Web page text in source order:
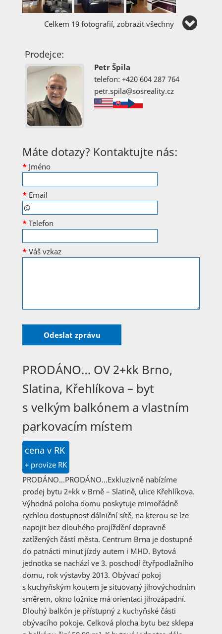
Celkem 19 fotografií, zobrazit všechny
Prodejce:
Petr Špila
telefon: +420 604 287 764
petr.spila@sosreality.cz
Máte dotazy? Kontaktujte nás:
* Jméno
* Email
* Telefon
* Váš vzkaz
PRODÁNO… OV 2+kk Brno,
Slatina, Křehlíkova – byt
s velkým balkónem a vlastním
parkovacím místem
cena v RK
+ provize RK
PRODÁNO…PRODÁNO…Exkluzivně nabízíme
prodej bytu 2+kk v Brně – Slatině, ulice Křehlíkova.
Výhodná poloha domu poskytuje mimořádně
rychlou dostupnost dálniční sítě, na kterou se lze
napojit bez dlouhého projíždění dopravně
zatížených částí města. Centrum Brna je dostupné
do patnácti minut jízdy autem i MHD. Bytová
jednotka se nachází ve 3. poschodí čtyřpodlažního
domu, rok výstavby 2013. Obývací pokoj
s kuchyňským koutem je situovaný jihovýchodním
směrem, okno ložnice má orientaci jihozápadní.
Dlouhý balkón je přístupný z kuchyňské části
obývacího pokoje. Celková plocha bytu bez sklepa